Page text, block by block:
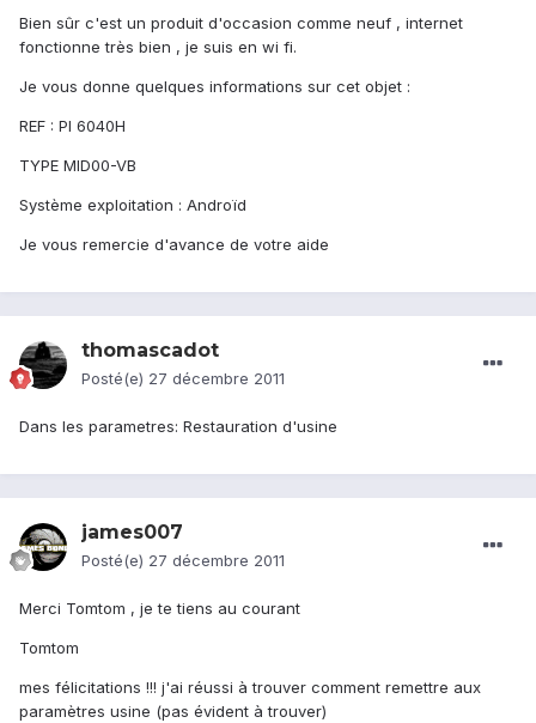
Bien sûr c'est un produit d'occasion comme neuf , internet
fonctionne très bien , je suis en wi fi.
Je vous donne quelques informations sur cet objet :
REF : PI 6040H
TYPE MID00-VB
Système exploitation : Androïd
Je vous remercie d'avance de votre aide
thomascadot
Posté(e) 27 décembre 2011
Dans les parametres: Restauration d'usine
james007
Posté(e) 27 décembre 2011
Merci Tomtom , je te tiens au courant
Tomtom
mes félicitations !!! j'ai réussi à trouver comment remettre aux
paramètres usine (pas évident à trouver)